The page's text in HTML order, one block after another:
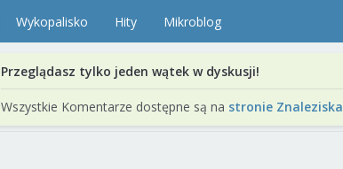
Wykopalisko Hity Mikroblog
Przeglądasz tylko jeden wątek w dyskusji!
Wszystkie Komentarze dostępne są na stronie Znaleziska